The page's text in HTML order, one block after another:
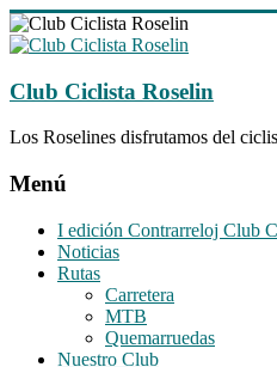
Saltar
al
Club Ciclista Roselin
Los Roselines disfrutamos del
Menú
I edición Contrarreloj Club
Noticias
Rutas
Carretera
MTB
Quemarruedas
Nuestro Club